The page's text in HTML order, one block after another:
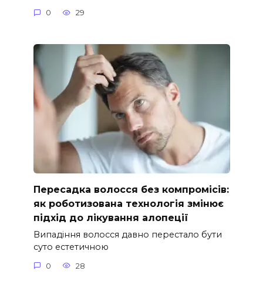
0 29
Пересадка волосся без компромісів:
як роботизована технологія змінює
підхід до лікування алопеції
Випадіння волосся давно перестало бути
суто естетичною
0 28